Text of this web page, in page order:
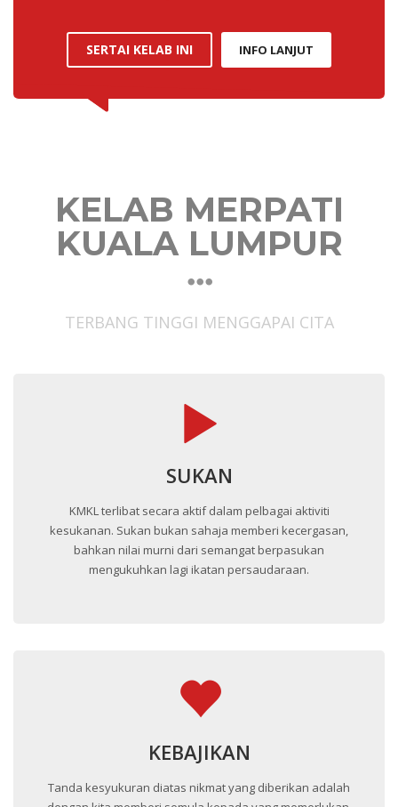
SERTAI KELAB INI INFO LANJUT
KELAB MERPATI
KUALA LUMPUR
TERBANG TINGGI MENGGAPAI CITA
SUKAN
KMKL terlibat secara aktif dalam pelbagai aktiviti
kesukanan. Sukan bukan sahaja memberi kecergasan,
bahkan nilai murni dari semangat berpasukan
mengukuhkan lagi ikatan persaudaraan.
KEBAJIKAN
Tanda kesyukuran diatas nikmat yang diberikan adalah